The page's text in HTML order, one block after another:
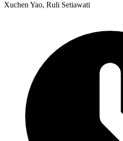
Xuchen Yao, Ruli Setiawati